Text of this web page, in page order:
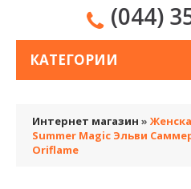
(044)
КАТЕГОРИИ
Интернет магазин »
Summer Magic Эльви
Oriflame